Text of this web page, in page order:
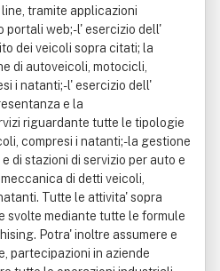
tramite applicazioni
portali web;- l' esercizio dell'
dei veicoli sopra citati; la
di autoveicoli, motocicli,
i natanti;- l' esercizio dell'
e la
riguardante tutte le tipologie
compresi i natanti;- la gestione
di stazioni di servizio per auto e
di detti veicoli,
Tutte le attivita' sopra
svolte mediante tutte le formule
Potra' inoltre assumere e
partecipazioni in aziende